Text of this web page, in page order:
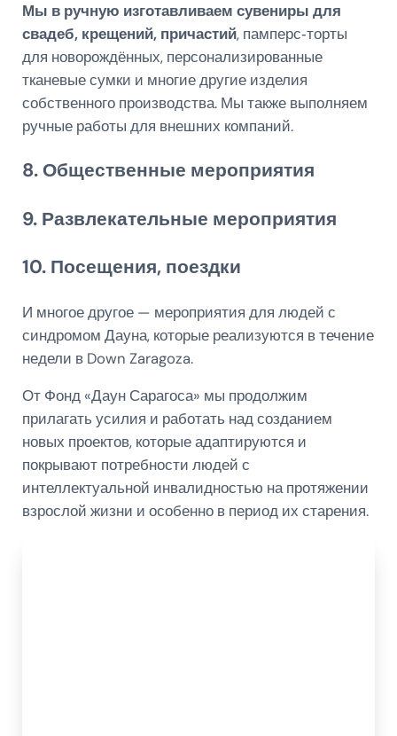
Мы в ручную изготавливаем сувениры для
свадеб, крещений, причастий, памперс‑торты
для новорождённых, персонализированные
тканевые сумки и многие другие изделия
собственного производства. Мы также выполняем
ручные работы для внешних компаний.
8. Общественные мероприятия
9. Развлекательные мероприятия
10. Посещения, поездки
И многое другое — мероприятия для людей с
синдромом Дауна, которые реализуются в течение
недели в Down Zaragoza.
От Фонд «Даун Сарагоса» мы продолжим
прилагать усилия и работать над созданием
новых проектов, которые адаптируются и
покрывают потребности людей с
интеллектуальной инвалидностью на протяжении
взрослой жизни и особенно в период их старения.